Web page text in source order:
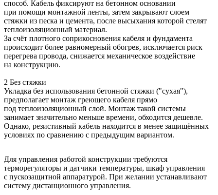
способ. Кабель фиксируют на бетонном основании
при помощи монтажной ленты, затем закрывают слоем
стяжки из песка и цемента, после высыхания которой стелят
теплоизоляционный материал.
За счёт плотного соприкосновения кабеля и фундамента
происходит более равномерный обогрев, исключается риск
перегрева провода, снижается механическое воздействие
на конструкцию.
2 Без стяжки
Укладка без использования бетонной стяжки ("сухая"),
предполагает монтаж греющего кабеля прямо
под теплоизоляционный слой. Монтаж такой системы
занимает значительно меньше времени, обходится дешевле.
Однако, резистивный кабель находится в менее защищённых
условиях по сравнению с предыдущим вариантом.
Для управления работой конструкции требуются
терморегуляторы и датчики температуры, шкаф управления
с пускозащитной аппаратурой. При желании устанавливают
систему дистанционного управления.